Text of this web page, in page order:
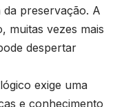
preservação. A
muitas vezes mais
despertar
exige uma
e conhecimento